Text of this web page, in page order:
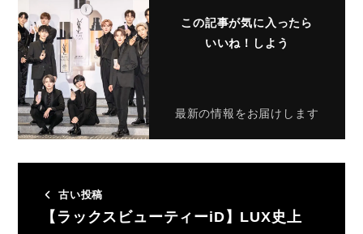
この記事が気に入ったら
いいね！しよう
最新の情報をお届けします
古い投稿
【ラックスビューティーiD】LUX史上